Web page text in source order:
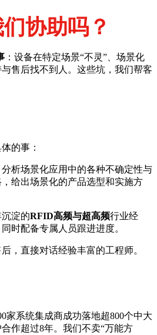
协助吗？
：设备在特定场景“不灵”、场景化
售后找不到人。这些坑，我们帮客
的事：
分析场景化应用中的各种不确定性与
给出场景化的产品选型和实施方
沉淀的RFID高频与超高频行业经
时配备专属人员跟进进度。
后，直接对话经验丰富的工程师。
家系统集成商成功落地超800个中大
作超过8年。我们不卖“万能方